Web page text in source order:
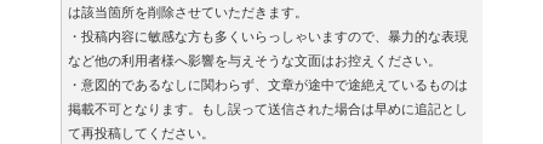
は該当箇所を削除させていただきます。
・投稿内容に敏感な方も多くいらっしゃいますので、暴力的な表現
など他の利用者様へ影響を与えそうな文面はお控えください。
・意図的であるなしに関わらず、文章が途中で途絶えているものは
掲載不可となります。もし誤って送信された場合は早めに追記とし
て再投稿してください。